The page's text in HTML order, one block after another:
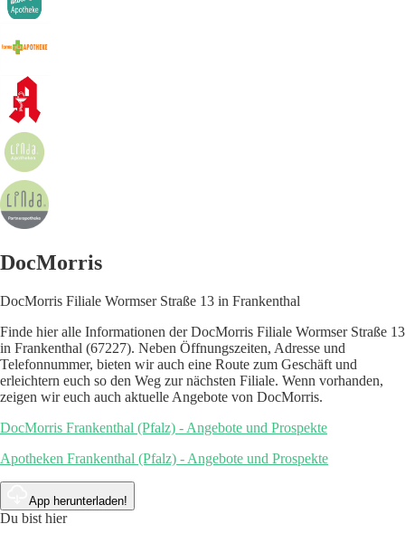
DocMorris
DocMorris Filiale Wormser Straße 13 in Frankenthal
Finde hier alle Informationen der DocMorris Filiale Wormser Straße 13
in Frankenthal (67227). Neben Öffnungszeiten, Adresse und
Telefonnummer, bieten wir auch eine Route zum Geschäft und
erleichtern euch so den Weg zur nächsten Filiale. Wenn vorhanden,
zeigen wir euch auch aktuelle Angebote von DocMorris.
DocMorris Frankenthal (Pfalz) - Angebote und Prospekte
Apotheken Frankenthal (Pfalz) - Angebote und Prospekte
App herunterladen!
Du bist hier